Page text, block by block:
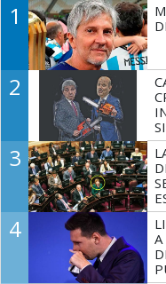
1
2
3
4